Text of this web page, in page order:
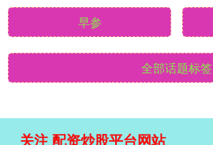
早参
全部话题标签
关注 配资炒股平台网站